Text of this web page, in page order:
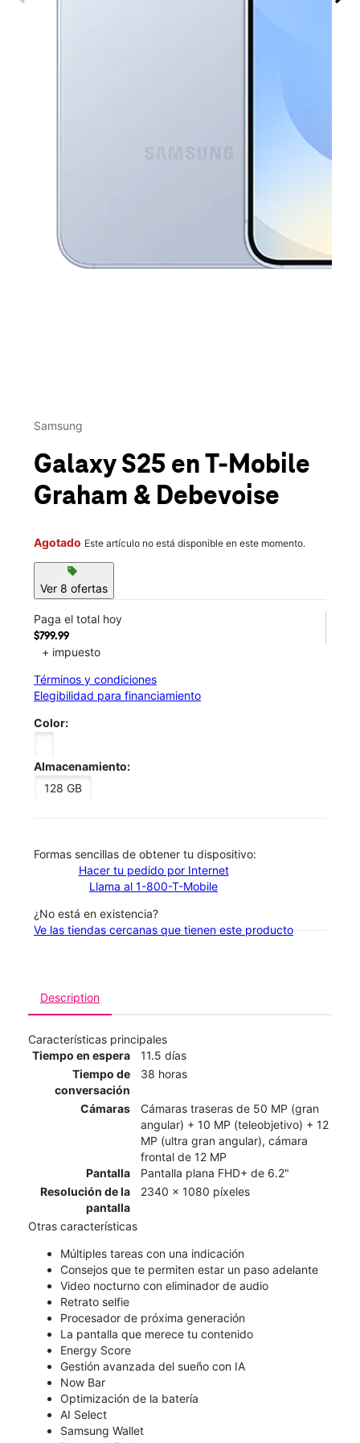
Samsung
Galaxy S25 en T-Mobile
Graham & Debevoise
Agotado Este artículo no está disponible en este momento.
sell
Ver 8 ofertas
Paga el total hoy
$799.99
+ impuesto
Términos y condiciones
Elegibilidad para financiamiento
Color:
Almacenamiento:
128 GB
​​​​​​​Formas sencillas de obtener tu dispositivo:
Hacer tu pedido por Internet
Llama al 1-800-T-Mobile
¿No está en existencia?
Ve las tiendas cercanas que tienen este producto
Description
Características principales
Tiempo en espera
11.5 días
Tiempo de
conversación
38 horas
Cámaras
Cámaras traseras de 50 MP (gran
angular) + 10 MP (teleobjetivo) + 12
MP (ultra gran angular), cámara
frontal de 12 MP
Pantalla
Pantalla plana FHD+ de 6.2"
Resolución de la
pantalla
2340 x 1080 píxeles
Otras características
Múltiples tareas con una indicación
Consejos que te permiten estar un paso adelante
Video nocturno con eliminador de audio
Retrato selfie
Procesador de próxima generación
La pantalla que merece tu contenido
Energy Score
Gestión avanzada del sueño con IA
Now Bar
Optimización de la batería
AI Select
Samsung Wallet